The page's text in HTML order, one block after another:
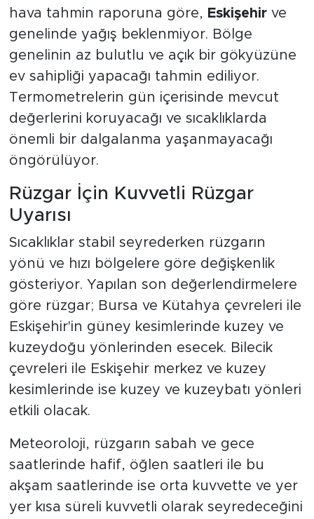
hava tahmin raporuna göre, Eskişehirve
genelinde yağış beklenmiyor. Bölge
genelinin az bulutlu ve açık bir gökyüzüne
ev sahipliği yapacağı tahmin ediliyor.
Termometrelerin gün içerisinde mevcut
değerlerini koruyacağı ve sıcaklıklarda
önemli bir dalgalanma yaşanmayacağı
öngörülüyor.
Rüzgar İçin Kuvvetli Rüzgar
Uyarısı
Sıcaklıklar stabil seyrederken rüzgarın
yönü ve hızı bölgelere göre değişkenlik
gösteriyor. Yapılan son değerlendirmelere
göre rüzgar; Bursa ve Kütahya çevreleri ile
Eskişehir'in güney kesimlerinde kuzey ve
kuzeydoğu yönlerinden esecek. Bilecik
çevreleri ile Eskişehir merkez ve kuzey
kesimlerinde ise kuzey ve kuzeybatı yönleri
etkili olacak.
Meteoroloji, rüzgarın sabah ve gece
saatlerinde hafif, öğlen saatleri ile bu
akşam saatlerinde ise orta kuvvette ve yer
yer kısa süreli kuvvetli olarak seyredeceğini